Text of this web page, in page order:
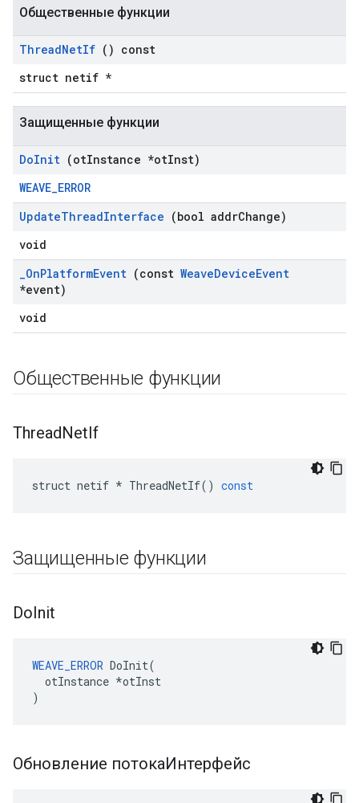
Общественные функции
ThreadNetIf () const
struct netif *
Защищенные функции
DoInit (otInstance *otInst)
WEAVE_ERROR
UpdateThreadInterface (bool addrChange)
void
_OnPlatformEvent (const WeaveDeviceEvent
*event)
void
Общественные функции
ThreadNetIf
struct netif * ThreadNetIf() const
Защищенные функции
DoInit
WEAVE_ERROR DoInit(
  otInstance *otInst
)
Обновление потокаИнтерфейс